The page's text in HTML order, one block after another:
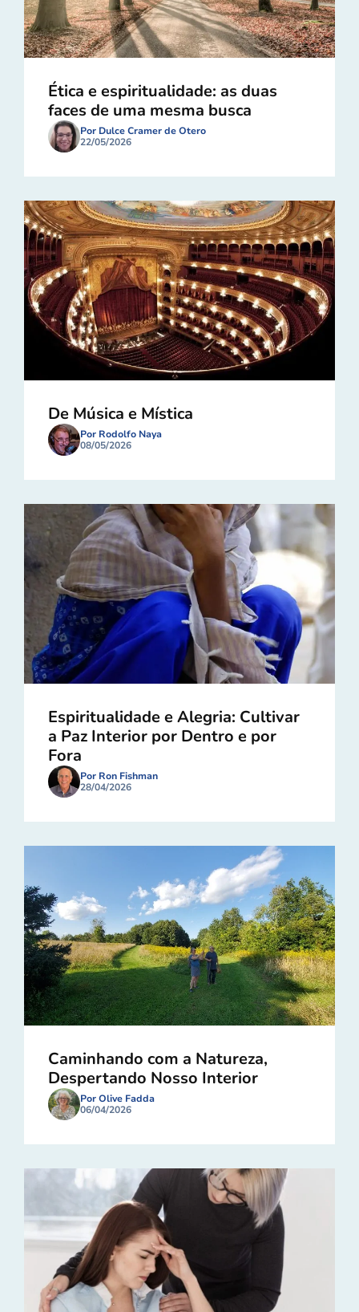
Ética e espiritualidade: as duas
faces de uma mesma busca
Por Dulce Cramer de Otero
22/05/2026
De Música e Mística
Por Rodolfo Naya
08/05/2026
Espiritualidade e Alegria: Cultivar
a Paz Interior por Dentro e por
Fora
Por Ron Fishman
28/04/2026
Caminhando com a Natureza,
Despertando Nosso Interior
Por Olive Fadda
06/04/2026